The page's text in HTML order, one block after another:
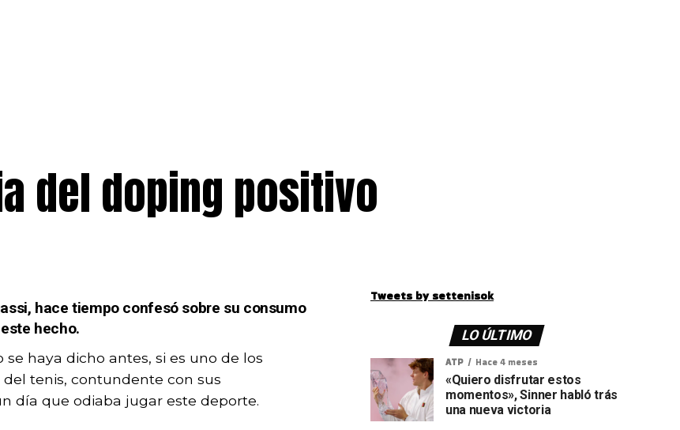
del doping positivo
hace tiempo confesó sobre su consumo
hecho.
haya dicho antes, si es uno de los
tenis, contundente con sus
día que odiaba jugar este deporte.
Tweets by settenisok
LO ÚLTIMO
ATP Hace 4 meses
«Quiero disfrutar estos
momentos», Sinner habló trás
una nueva victoria